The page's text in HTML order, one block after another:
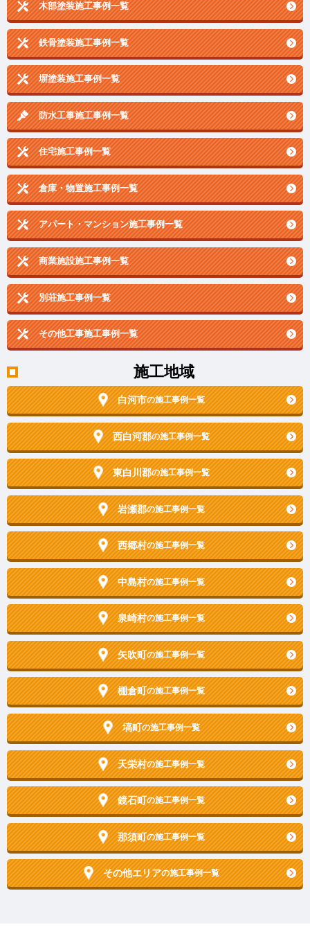
木部塗装施工事例一覧
鉄骨塗装施工事例一覧
塀塗装施工事例一覧
防水工事施工事例一覧
住宅施工事例一覧
倉庫・物置施工事例一覧
アパート・マンション施工事例一覧
商業施設施工事例一覧
別荘施工事例一覧
その他工事施工事例一覧
施工地域
白河市の施工事例一覧
西白河郡の施工事例一覧
東白川郡の施工事例一覧
岩瀬郡の施工事例一覧
西郷村の施工事例一覧
中島村の施工事例一覧
泉崎村の施工事例一覧
矢吹町の施工事例一覧
棚倉町の施工事例一覧
塙町の施工事例一覧
天栄村の施工事例一覧
鏡石町の施工事例一覧
那須町の施工事例一覧
その他エリアの施工事例一覧